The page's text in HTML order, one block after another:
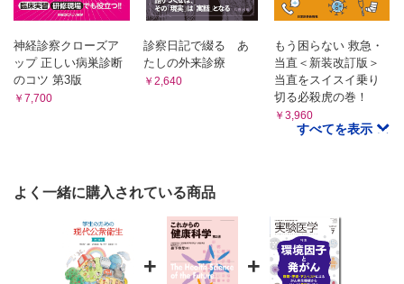
3．老年期の病気
1．高齢者医療確保法
2．介護保険制度
C．死といのちの問題
1．終末期の医療
1．心の病気
3．心の健康対策
B．精神保健
1．精神保健の歴史
2．精神障害への対応
2．保健指導
4．医療対策
5．母子保健施設
6．健やか親子21
3．結核対策
5．学校給食
B．現代生活と児童・生徒の健康
1．身体の発育と運動能力
神経診察クローズア
ップ 正しい病巣診断
のコツ 第3版
￥7,700
診察日記で綴る あ
たしの外来診療
￥2,640
もう困らない 救急・
当直＜新装改訂版＞
当直をスイスイ乗り
切る必殺虎の巻！
￥3,960
すべてを表示
よく一緒に購入されている商品
+ +